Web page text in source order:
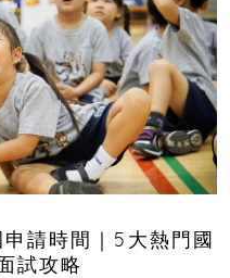
請時間｜5大熱門國
試攻略